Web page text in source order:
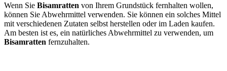
Wenn Sie Bisamratten von Ihrem Grundstück fernhalten wollen,
können Sie Abwehrmittel verwenden. Sie können ein solches Mittel
mit verschiedenen Zutaten selbst herstellen oder im Laden kaufen.
Am besten ist es, ein natürliches Abwehrmittel zu verwenden, um
Bisamratten fernzuhalten.